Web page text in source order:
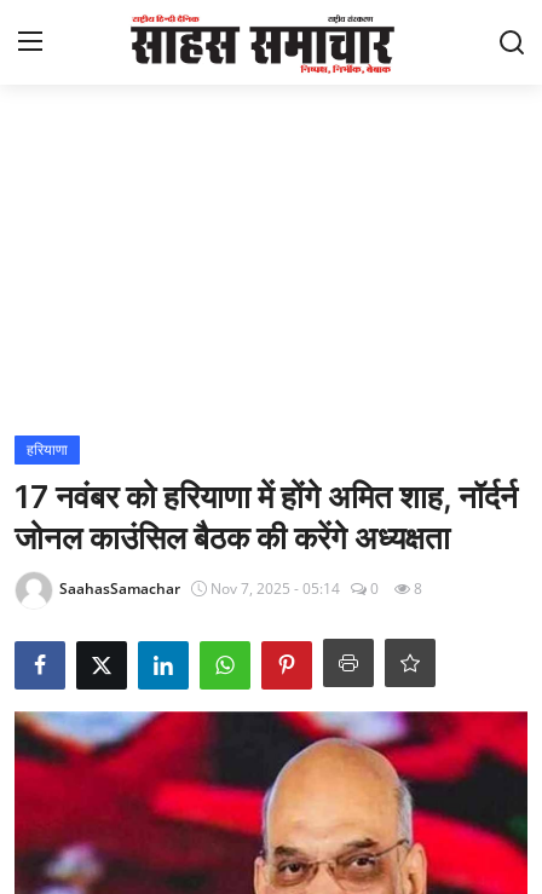
राज्य
अंतराष्ट्रीय
Epaper
धर्म
लाइफस्टाइल
टेक
हरियाणा
17 नवंबर को हरियाणा में होंगे अमित शाह, नॉर्दर्न
जोनल काउंसिल बैठक की करेंगे अध्यक्षता
SaahasSamachar Nov 7, 2025 - 05:14 0 8